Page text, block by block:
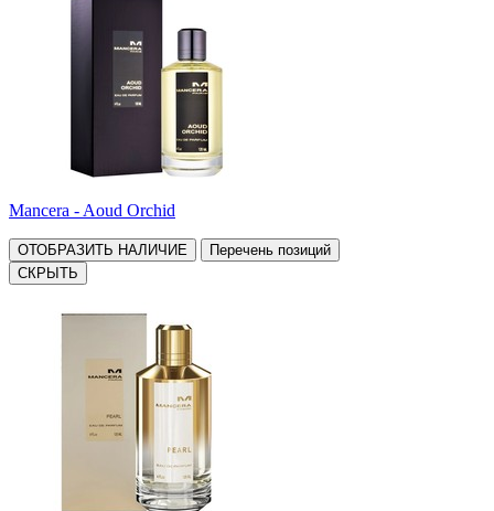
Mancera - Aoud Orchid
ОТОБРАЗИТЬ НАЛИЧИЕ
Перечень позиций
СКРЫТЬ